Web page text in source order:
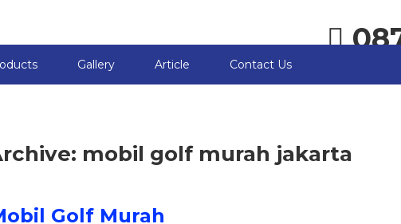
Gallery Article Contact Us
mobil golf murah jakarta
Golf Murah